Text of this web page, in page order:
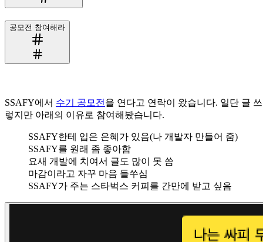
공모전 참여해라
SSAFY에서 수기 공모전 을 연다고 연락이 왔습니다. 일단 글
렇지만 아래의 이유로 참여해봤습니다.
SSAFY한테 입은 은혜가 있음(나 개발자 만들어 줌)
SSAFY를 원래 좀 좋아함
요새 개발에 치여서 글도 많이 못 씀
마감이라고 자꾸 마음 들쑤심
SSAFY가 주는 스타벅스 커피를 간만에 받고 싶음